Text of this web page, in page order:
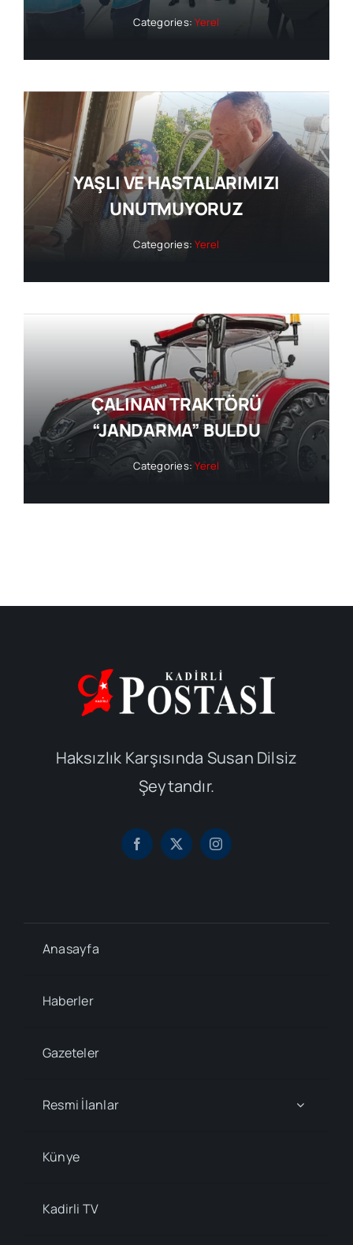
Categories:Yerel
YAŞLI VE HASTALARIMIZI
UNUTMUYORUZ
Categories:Yerel
ÇALINAN TRAKTÖRÜ
“JANDARMA” BULDU
Categories:Yerel
Haksızlık Karşısında Susan Dilsiz
Şeytandır.
Anasayfa
Haberler
Gazeteler
Resmi İlanlar
Künye
Kadirli TV